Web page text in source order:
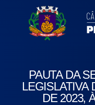
PAUTA DA
LEGISLATIVA
DE 2023,